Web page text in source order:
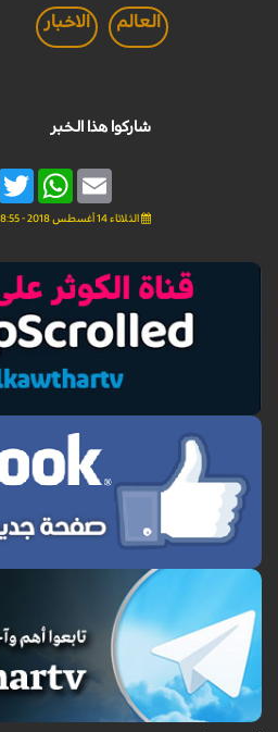
العالم الاخبار
شاركوا هذا الخبر
Email
الثلاثاء 14 أغسطس 2018 - 08:55 بتوقيت غرينتش